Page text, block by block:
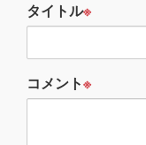
タイトル※
コメント※